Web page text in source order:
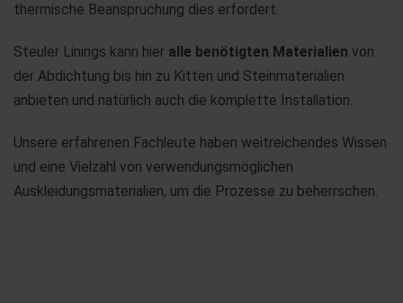
thermische Beanspruchung dies erfordert.
Steuler Linings kann hier alle benötigten Materialien von
der Abdichtung bis hin zu Kitten und Steinmaterialien
anbieten und natürlich auch die komplette Installation.
Unsere erfahrenen Fachleute haben weitreichendes Wissen
und eine Vielzahl von verwendungsmöglichen
Auskleidungsmaterialien, um die Prozesse zu beherrschen.